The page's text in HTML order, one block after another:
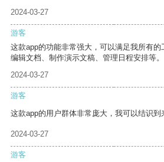
2024-03-27
游客
这款app的功能非常强大，可以满足我所有
编辑文档、制作演示文稿、管理日程安排等。
2024-03-27
游客
这款app的用户群体非常庞大，我可以结识到
2024-03-27
游客